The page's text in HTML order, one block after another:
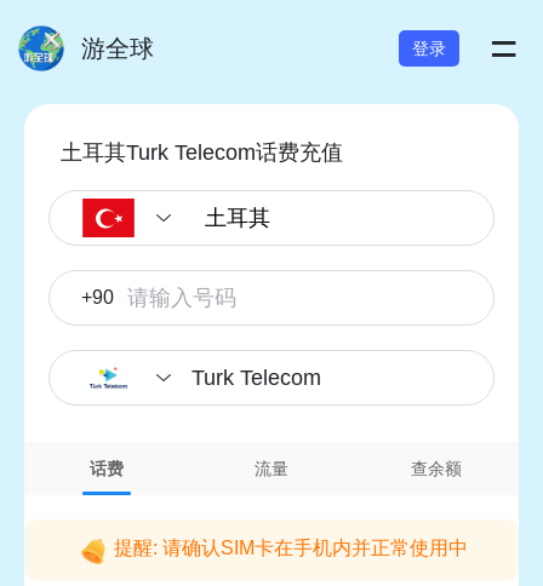
游全球 登录 =
土耳其Turk Telecom话费充值
+90
Turk Telecom
话费 流量 查余额
提醒: 请确认SIM卡在手机内并正常使用中